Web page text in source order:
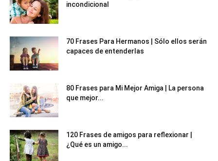
incondicional
70 Frases Para Hermanos | Sólo ellos serán
capaces de entenderlas
80 Frases para Mi Mejor Amiga | La persona
que mejor...
120 Frases de amigos para reflexionar |
¿Qué es un amigo...